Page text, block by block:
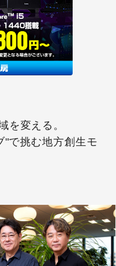
を変える。
で挑む地方創生モ